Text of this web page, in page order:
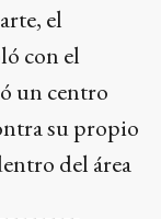
el
con el
un centro
su propio
del área